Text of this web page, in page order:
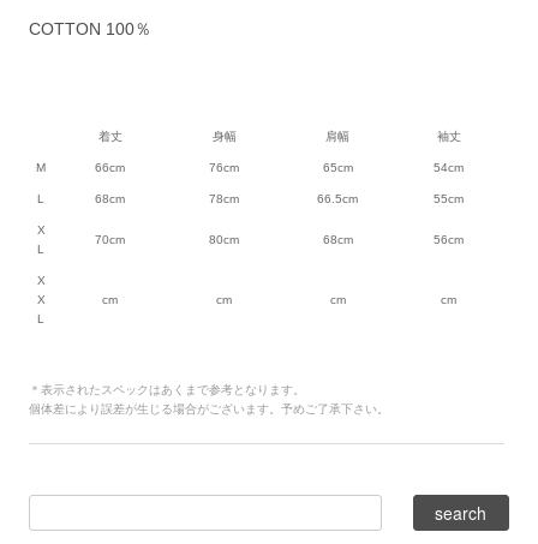
COTTON 100％
着丈 身幅 肩幅 袖丈
M 66cm 76cm 65cm 54cm
L 68cm 78cm 66.5cm 55cm
X
L
70cm 80cm 68cm 56cm
X
X
L
cm cm cm cm
＊表示されたスペックはあくまで参考となります。
個体差により誤差が生じる場合がございます。予めご了承下さい。